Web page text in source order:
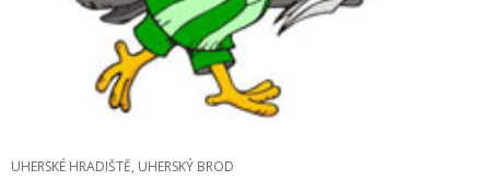
UHERSKÉ HRADIŠTĚ, UHERSKÝ BROD